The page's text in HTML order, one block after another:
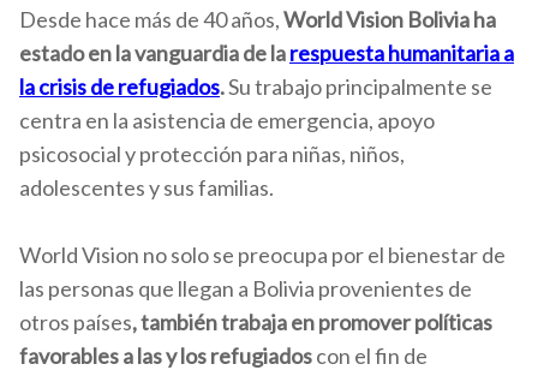
Desde hace más de 40 años,World Vision Bolivia ha
estado en la vanguardia de larespuesta humanitaria a
la crisis de refugiados.Su trabajo principalmente se
centra en la asistencia de emergencia, apoyo
psicosocial y protección para niñas, niños,
adolescentes y sus familias.
World Vision no solo se preocupa por el bienestar de
las personas que llegan a Bolivia provenientes de
otros países, también trabaja en promover políticas
favorables a las y los refugiadoscon el fin de